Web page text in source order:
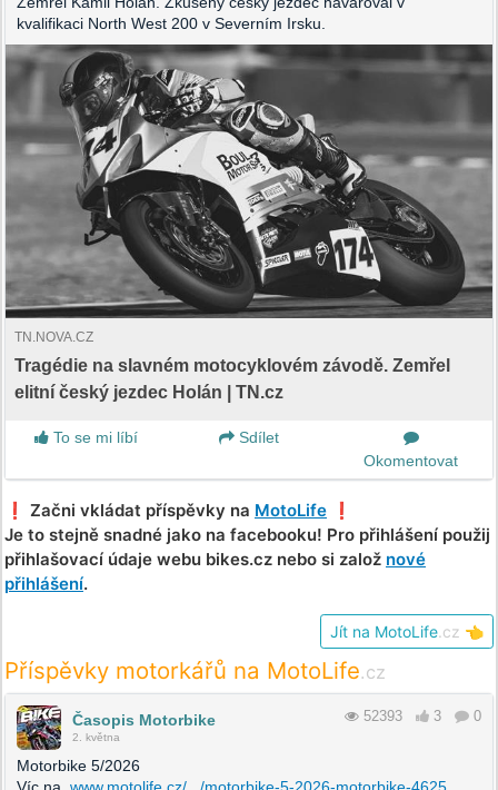
kvalifikaci North West 200 v Severním Irsku.
TN.NOVA.CZ
Tragédie na slavném motocyklovém závodě. Zemřel
elitní český jezdec Holán | TN.cz
To se mi líbí
Sdílet
Okomentovat
❗️ Začni vkládat příspěvky na MotoLife ❗️
Je to stejně snadné jako na facebooku! Pro přihlášení použij
přihlašovací údaje webu bikes.cz nebo si založ nové
přihlášení.
Jít na MotoLife .cz 👈
Příspěvky motorkářů na MotoLife.cz
Časopis Motorbike
2. května
52393 3 0
Motorbike 5/2026